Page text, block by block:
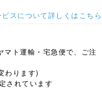
スについて詳しくはこちら
ト運輸・宅急便で、ご注
わります)
されています